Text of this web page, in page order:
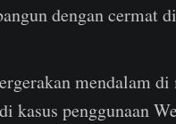
dengan cermat
mendalam
kasus penggunaan